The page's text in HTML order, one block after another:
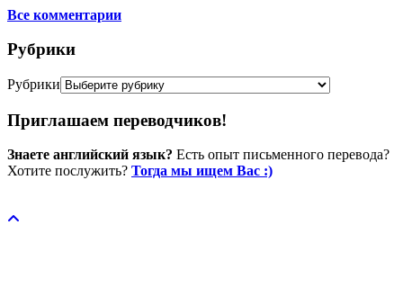
Все комментарии
Рубрики
Рубрики
Приглашаем переводчиков!
Знаете английский язык? Есть опыт письменного перевода?
Хотите послужить? Тогда мы ищем Вас :)